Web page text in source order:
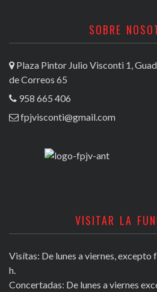
SOBRE
Plaza Pintor Julio Visconti 1,
de Correos 65
958 665 406
fpjvisconti@gmail.com
VISITAR LA
Visítas: De lunes a viernes, excepto
h.
Concertadas: De lunes a viernes